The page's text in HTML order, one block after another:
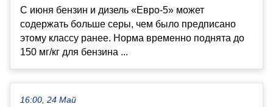
С июня бензин и дизель «Евро‑5» может
содержать больше серы, чем было предписано
этому классу ранее. Норма временно поднята до
150 мг/кг для бензина ...
16:00, 24 Май